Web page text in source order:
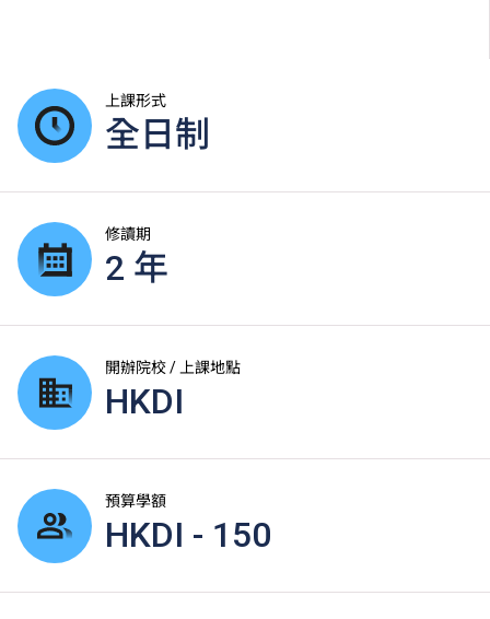
上課形式
全日制
修讀期
2 年
開辦院校 / 上課地點
HKDI
預算學額
HKDI - 150